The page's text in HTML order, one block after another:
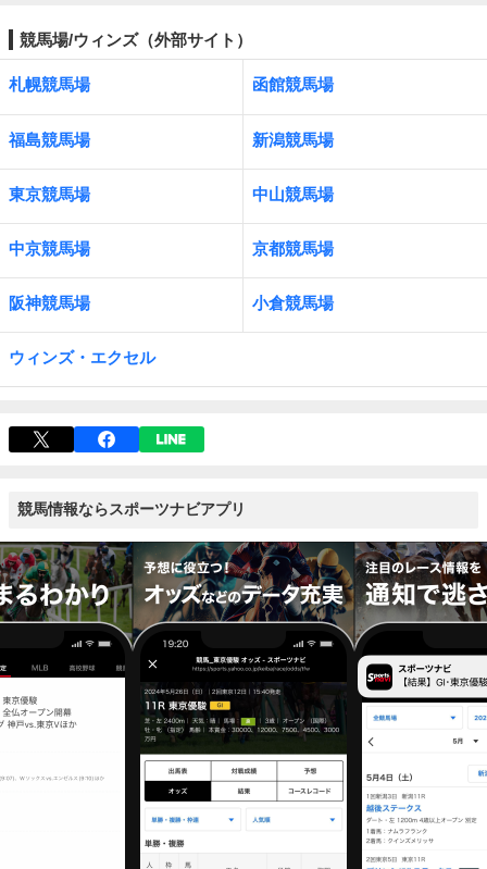
競馬場/ウィンズ（外部サイト）
札幌競馬場 函館競馬場
福島競馬場 新潟競馬場
東京競馬場 中山競馬場
中京競馬場 京都競馬場
阪神競馬場 小倉競馬場
ウィンズ・エクセル
競馬情報ならスポーツナビアプリ